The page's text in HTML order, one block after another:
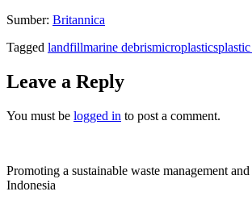
Sumber: Britannica
Tagged landfillmarine debrismicroplastics
Leave a Reply
You must be logged in to post a comment.
Promoting a sustainable waste management
Indonesia